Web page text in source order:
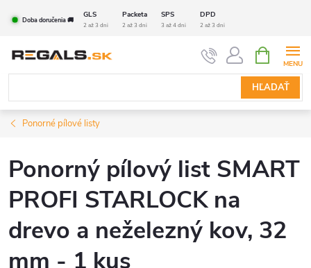
Doba doručenia 🚚
GLS Packeta SPS DPD
2 až 3 dni 2 až 3 dni 3 až 4 dni 2 až 3 dni
HĽADAŤ
KOŠÍK
Ponorné pílové listy
Ponorný pílový list SMART
PROFI STARLOCK na
drevo a neželezný kov, 32
mm - 1 kus